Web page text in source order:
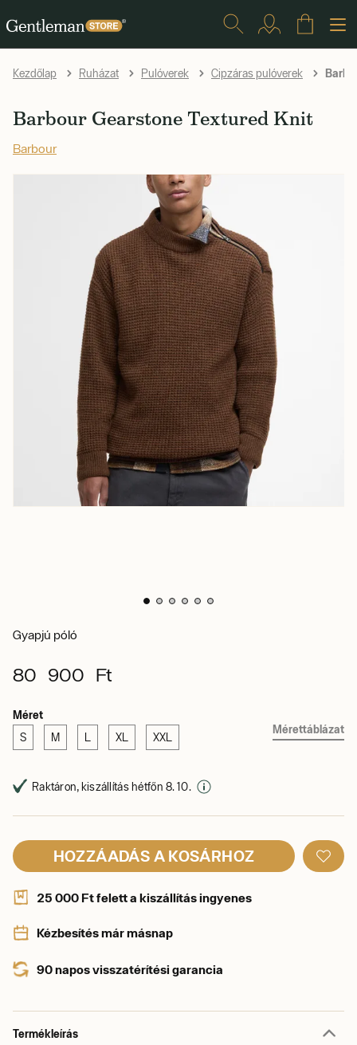
Kezdőlap Ruházat Pulóverek Cipzáras pulóverek
Barbour Gearstone Textured Knit
Barbour
Gyapjú póló
80 900 Ft
Méret
S M L XL XXL
Mérettáblázat
Raktáron, kiszállítás hétfőn 8. 10.
HOZZÁADÁS A KOSÁRHOZ
25 000 Ft felett a kiszállítás ingyenes
Kézbesítés már másnap
90 napos visszatérítési garancia
Termékleírás